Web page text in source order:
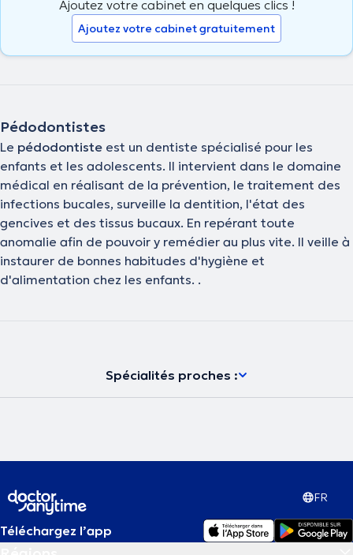
Ajoutez votre cabinet en quelques clics !
Ajoutez votre cabinet gratuitement
Pédodontistes
Le pédodontiste est un dentiste spécialisé pour les
enfants et les adolescents. Il intervient dans le domaine
médical en réalisant de la prévention, le traitement des
infections bucales, surveille la dentition, l'état des
gencives et des tissus bucaux. En repérant toute
anomalie afin de pouvoir y remédier au plus vite. Il veille à
instaurer de bonnes habitudes d'hygiène et
d'alimentation chez les enfants. .
Spécialités proches :
FR
Téléchargez l’app